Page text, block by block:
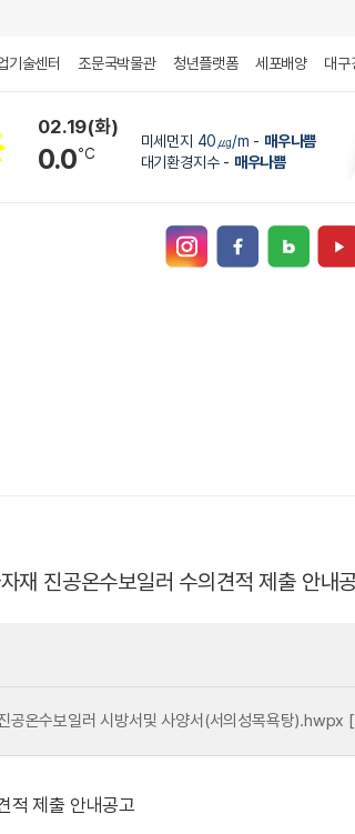
기술센터 조문국박물관 청년플랫폼 세포배양 대구
02.19(화)
0.0℃
미세먼지 40㎍/m - 매우나쁨
대기환경지수 - 매우나쁨
재 진공온수보일러 수의견적 제출 안내
공온수보일러 시방서및 사양서(서의성목욕탕).hwpx
적 제출 안내공고